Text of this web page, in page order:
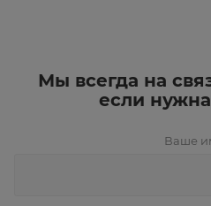
Мы всегда на
если
Ваше